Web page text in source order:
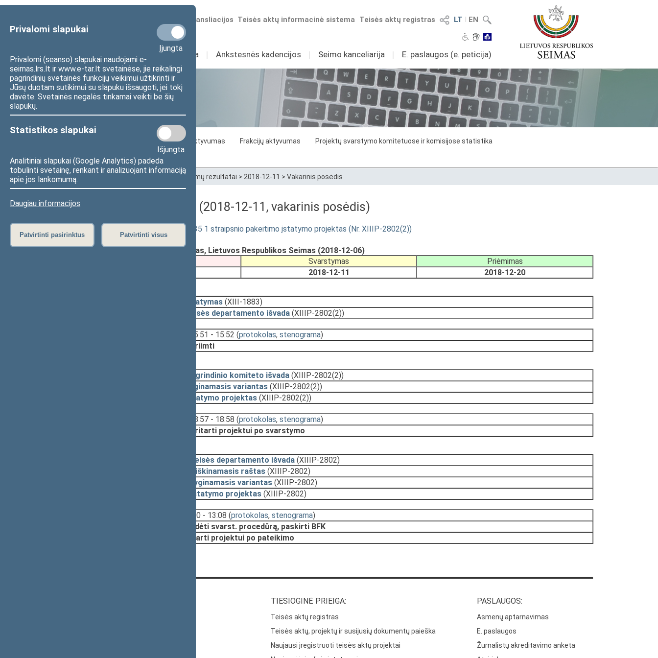
Privalomi slapukai
Įjungta
Privalomi (seanso) slapukai naudojami e-
seimas.lrs.lt ir www.e-tar.lt svetainėse, jie reikalingi
pagrindinių svetainės funkcijų veikimui užtikrinti ir
Jūsų duotam sutikimui su slapuku išsaugoti, jei tokį
davėte. Svetainės negalės tinkamai veikti be šių
slapukų.
Statistikos slapukai
Išjungta
Analitiniai slapukai (Google Analytics) padeda
tobulinti svetainę, renkant ir analizuojant informaciją
apie jos lankomumą.
Daugiau informacijos
Patvirtinti pasirinktus Patvirtinti visus
LT I EN
Teisės aktų registras
Teisės aktų informacinė sistema
Numatomos transliacijos
Sudėtis Veikla I Ankstesnės kadencijos I Seimo kanceliarija I E. paslaugos (e. peticija)
Statistika
Seimo narių aktyvumas Frakcijų aktyvumas
Projektų svarstymo komitetuose ir komisijose statistika
Seimo narių balsavimų rezultatai
Pradžia Seimo narių balsavimų rezultatai > 2018-12-11 > Vakarinis posėdis
Darbotvarkės klausimas (2018-12-11, vakarinis posėdis)
Akcinių bendrovių įstatymo Nr. VIII-1835 1 straipsnio pakeitimo įstatymo projektas (Nr. XIIIP-2802(2))
Pateikė:
Biudžeto ir finansų komitetas, Lietuvos Respublikos Seimas (2018-12-06)
Svarstymas
Priėmimas
2018-12-11 2018-12-20
Įstatymas (XIII-1883)
Teisės departamento išvada (XIIIP-2802(2))
15:51 - 15:52 (protokolas, stenograma)
Priimti
Pagrindinio komiteto išvada (XIIIP-2802(2))
Lyginamasis variantas (XIIIP-2802(2))
Įstatymo projektas (XIIIP-2802(2))
18:57 - 18:58 (protokolas, stenograma)
Pritarti projektui po svarstymo
Teisės departamento išvada (XIIIP-2802)
Aiškinamasis raštas (XIIIP-2802)
Lyginamasis variantas (XIIIP-2802)
Įstatymo projektas (XIIIP-2802)
13:00 - 13:08 (protokolas, stenograma)
Pradėti svarst. procedūrą, paskirti BFK
Pritarti projektui po pateikimo
TIESIOGINĖ PRIEIGA:
Teisės aktų registras
Teisės aktų, projektų ir susijusių dokumentų paieška
Naujausi įregistruoti teisės aktų projektai
PASLAUGOS:
Asmenų aptarnavimas
E. paslaugos
Žurnalistų akreditavimo anketa